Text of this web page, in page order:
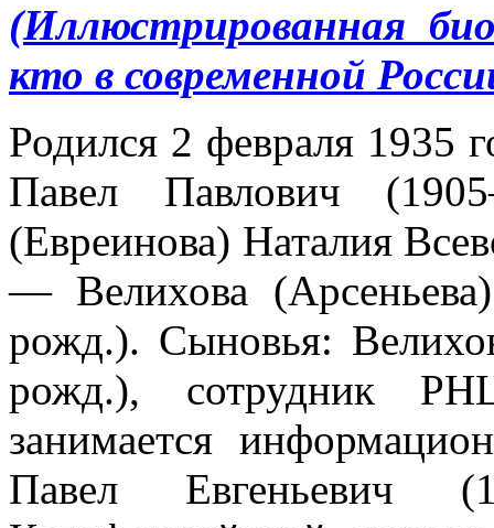
(Иллюстрированная
кто в современной
Родился 2 февраля 1935
Павел Павлович
(Евреинова) Наталия
— Велихова
рожд.). Сыновья:
рожд.), сотрудник
занимается
Павел Евгеньевич